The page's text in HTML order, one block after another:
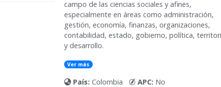
campo de las ciencias sociales y afines,
especialmente en áreas como administración,
gestión, economía, finanzas, organizaciones,
contabilidad, estado, gobierno, política,
y desarrollo.
Ver más
País: Colombia APC: No